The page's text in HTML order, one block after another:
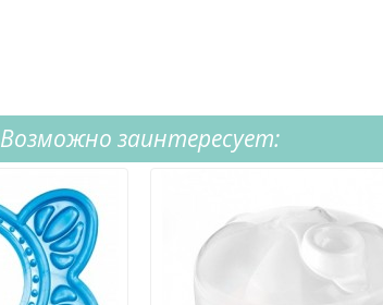
Возможно заинтересует: